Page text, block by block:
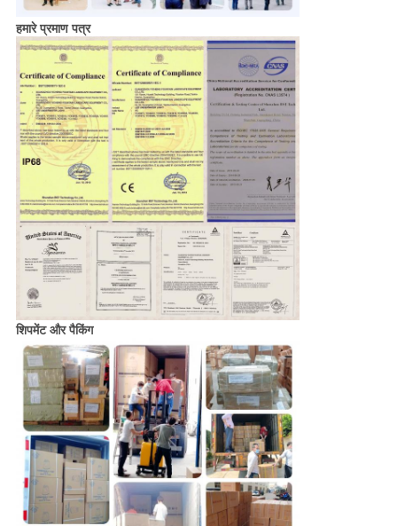
हमारे प्रमाण पत्र
शिपमेंट और पैकिंग